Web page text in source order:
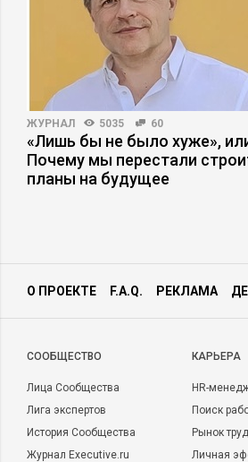
ЖУРНАЛ 5035 60
«Лишь бы не было хуже»,
Почему мы перестали
планы на будущее
О ПРОЕКТЕ F.A.Q. РЕКЛАМА
CООБЩЕСТВО
Лица Сообщества
Лига экспертов
История Сообщества
Журнал Executive.ru
КАРЬЕРА
HR-
Поиск
Рынок
Личная